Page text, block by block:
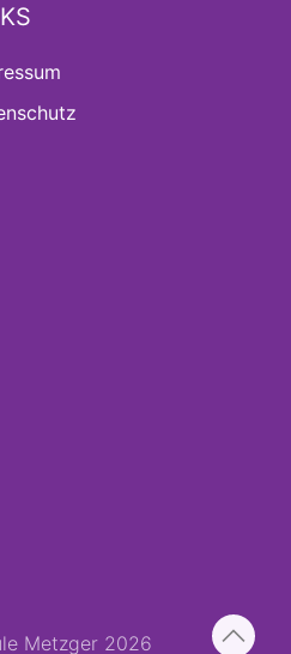
Metzger 2026